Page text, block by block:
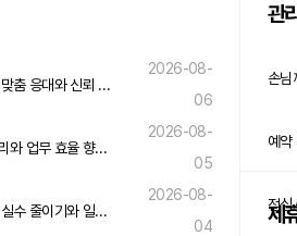
마사지 관리사를 위한 고객 유형별 맞춤 응대와 신뢰 구축 전략
2026-08-
06
마사지 관리사를 위한 스트레스 관리와 업무 효율 향상 실무 전략
2026-08-
05
마사지 관리사를 위한 예약제 근무 실수 줄이기와 일정 관리 실무 가이드
2026-08-
04
관
예약
점심
제